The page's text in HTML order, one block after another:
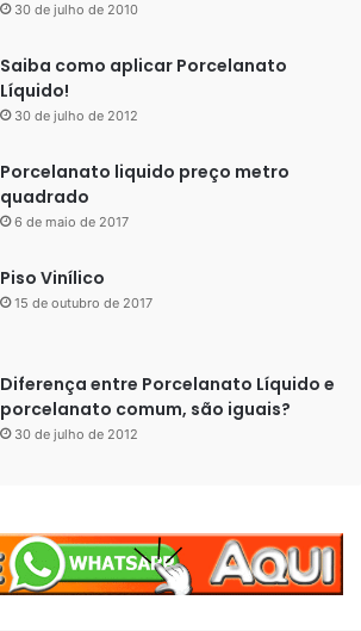
30 de julho de 2010
Saiba como aplicar Porcelanato
Líquido!
30 de julho de 2012
Porcelanato liquido preço metro
quadrado
6 de maio de 2017
Piso Vinílico
15 de outubro de 2017
Diferença entre Porcelanato Líquido e
porcelanato comum, são iguais?
30 de julho de 2012